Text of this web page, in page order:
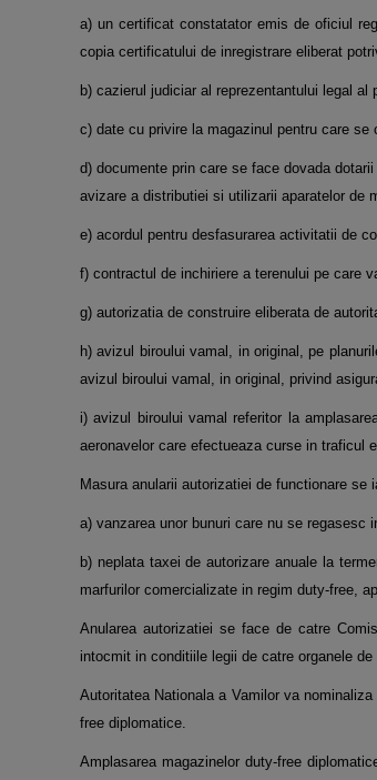
a) un certificat constatator emis de oficiul
copia certificatului de inregistrare eliberat
b) cazierul judiciar al reprezentantului legal al
c) date cu privire la magazinul pentru care
d) documente prin care se face dovada
avizare a distributiei si utilizarii aparatelor de
e) acordul pentru desfasurarea activitatii de
f) contractul de inchiriere a terenului pe care
g) autorizatia de construire eliberata de
h) avizul biroului vamal, in original, pe
avizul biroului vamal, in original, privind
i) avizul biroului vamal referitor la
aeronavelor care efectueaza curse in traficul
Masura anularii autorizatiei de functionare se
a) vanzarea unor bunuri care nu se regasesc
b) neplata taxei de autorizare anuale la
marfurilor comercializate in regim duty-free,
Anularea autorizatiei se face de catre
intocmit in conditiile legii de catre organele
Autoritatea Nationala a Vamilor va
free diplomatice.
Amplasarea magazinelor duty-free